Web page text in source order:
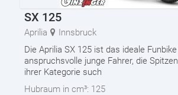
SX 125
Aprilia
Innsbruck
Die Aprilia SX 125 ist das ideale
anspruchsvolle junge Fahrer, die
ihrer Kategorie such
Hubraum in cm³: 125